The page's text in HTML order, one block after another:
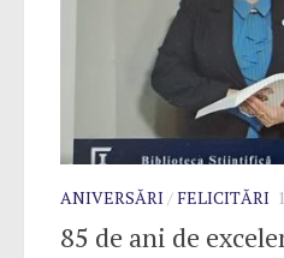
ANIVERSĂRI /FELICITĂRI
85 de ani de